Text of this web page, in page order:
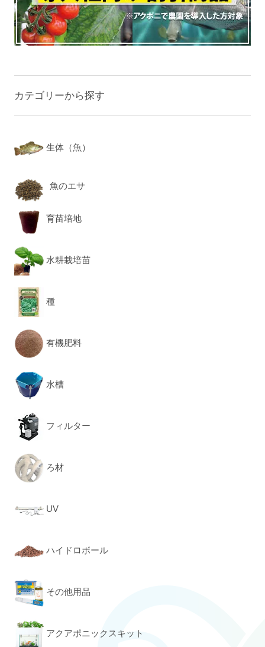
カテゴリーから探す
生体（魚）
魚のエサ
育苗培地
水耕栽培苗
種
有機肥料
水槽
フィルター
ろ材
UV
ハイドロボール
その他用品
アクアポニックスキット